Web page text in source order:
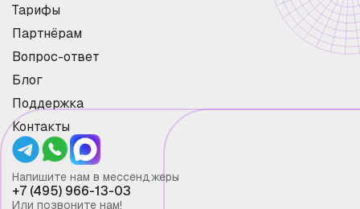
Тарифы
Партнёрам
Вопрос-ответ
Блог
Поддержка
Контакты
Напишите нам в мессенджеры
+7 (495) 966-13-03
Или позвоните нам!